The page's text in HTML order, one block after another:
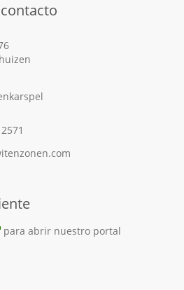
para abrir nuestro portal